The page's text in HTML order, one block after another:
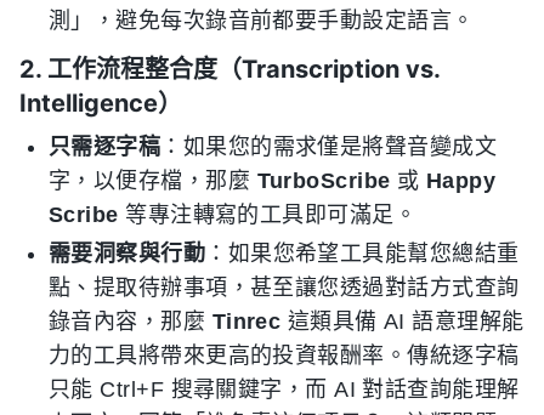
測」，避免每次錄音前都要手動設定語言。
2. 工作流程整合度（Transcription vs.
Intelligence）
只需逐字稿 ：如果您的需求僅是將聲音變成文
字，以便存檔，那麼 TurboScribe 或 Happy
Scribe 等專注轉寫的工具即可滿足。
需要洞察與行動 ：如果您希望工具能幫您總結重
點、提取待辦事項，甚至讓您透過對話方式查詢
錄音內容，那麼 Tinrec 這類具備 AI 語意理解能
力的工具將帶來更高的投資報酬率。傳統逐字稿
只能 Ctrl+F 搜尋關鍵字，而 AI 對話查詢能理解